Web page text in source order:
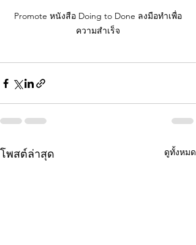
Promote หนังสือ Doing to Done ลงมือทำเพื่อ
ความสำเร็จ
โพสต์ล่าสุด ดูทั้งหมด